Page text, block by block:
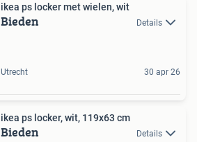
ikea ps locker met wielen, wit
Bieden Details
Utrecht 30 apr 26
ikea ps locker, wit, 119x63 cm
Bieden Details